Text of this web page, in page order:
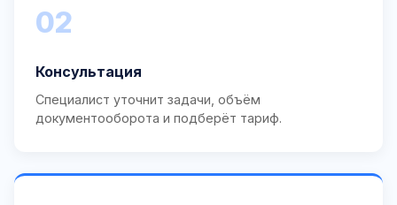
02
Консультация
Специалист уточнит задачи, объём
документооборота и подберёт тариф.